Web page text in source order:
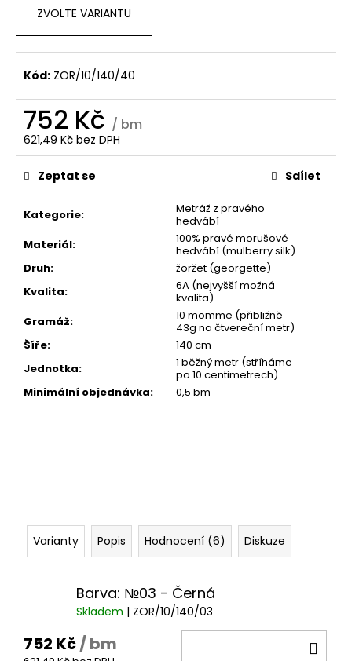
ZVOLTE VARIANTU
Kód: ZOR/10/140/40
752 Kč / bm
621,49 Kč bez DPH
Měrná
cena:
Kategorie:
Metráž z pravého
hedvábí
Materiál:
100% pravé morušové
hedvábí (mulberry silk)
Druh:
žoržet (georgette)
Kvalita:
6A (nejvyšší možná
kvalita)
Gramáž:
10 momme (přibližně
43g na čtvereční metr)
Šíře:
140 cm
Jednotka:
1 běžný metr (stříháme
po 10 centimetrech)
Minimální objednávka: 0,5 bm
Zeptat se Sdílet
Varianty Popis Hodnocení (6) Diskuze
Barva: №03 - Černá
Skladem | ZOR/10/140/03
752 Kč/ bm